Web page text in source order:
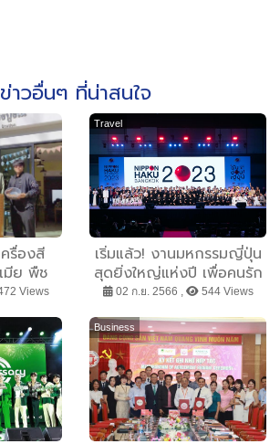
ข่าวอื่นๆ ที่น่าสนใจ
รื่องสี
มีย พืช
ปออกสู่
Views
Travel
เริ่มแล้ว! งานมหกรรมญี่ปุ่น
สุดยิ่งใหญ่แห่งปี เพื่อคนรัก
ญี่ปุ่นตัวจริง! กับงาน
“NIPPON HAKU
BANGKOK 2023” #ตะโกน
ออกมาว่าฉันชอบญี่ปุ่น ณ
สยามพารากอน
02 ก.ย. 2566 , 544 Views
Business